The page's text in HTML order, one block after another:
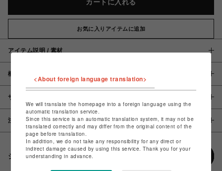
カートに入れる
お気に入りアイテムに追加
アイテム説明 / 素材
概要
サイズ
注意事項
シェアする
<About foreign language translation>
We will translate the homepage into a foreign language using the
automatic translation service.
Since this service is an automatic translation system, it may not be
translated correctly and may differ from the original content of the
page before translation.
In addition, we do not take any responsibility for any direct or
indirect damage caused by using this service. Thank you for your
understanding in advance.